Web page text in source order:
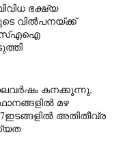
ഭക്ഷ്യ
വിൽപനയ്ക്ക്
കനക്കുന്നു,
മഴ
അതിതീവ്ര